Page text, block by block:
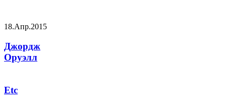
18.Апр.2015
Джордж
Оруэлл
Etc